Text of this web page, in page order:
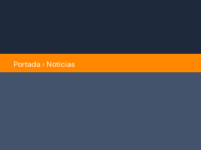
Portada › Noticias